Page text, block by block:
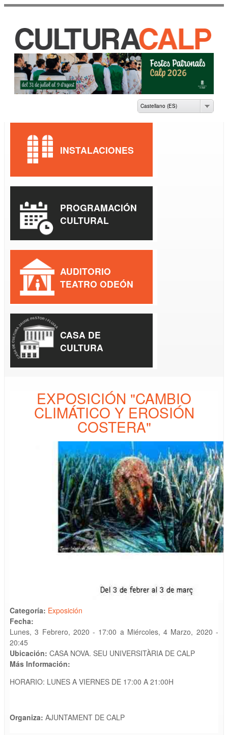
principal
CASA DE CULTURA
JAUME PASTOR I
Castellano (ES)
EXPOSICIÓN "CAMBIO
CLIMÁTICO Y EROSIÓN
COSTERA"
Categoría: Exposición
Fecha:
Lunes, 3 Febrero, 2020 - 17:00 a Miércoles, 4 Marzo, 2020 -
20:45
Ubicación: CASA NOVA. SEU UNIVERSITÀRIA DE CALP
Más Información:
HORARIO: LUNES A VIERNES DE 17:00 A 21:00H
Organiza: AJUNTAMENT DE CALP
INSTALACIONES
PROGRAMACIÓN
CULTURAL
AUDITORIO
TEATRO ODEÓN
CASA DE
CULTURA